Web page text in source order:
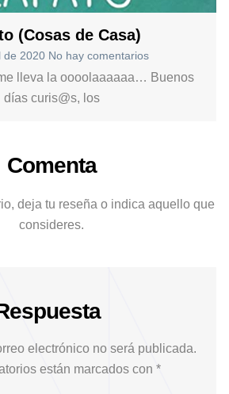
(Cosas de Casa)
de 2020 No hay comentarios
lleva la oooolaaaaaa… Buenos
días curis@s, los
Comenta
deja tu reseña o indica aquello que
consideres.
electrónico no será publicada.
están marcados con *